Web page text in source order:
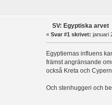
SV: Egyptiska arvet
« Svar #1 skrivet: januari
Egyptiernas influens
främst angränsande
också Kreta och
Och stenhuggeri och